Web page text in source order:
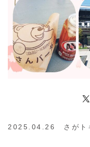
2025.04.26 さがト